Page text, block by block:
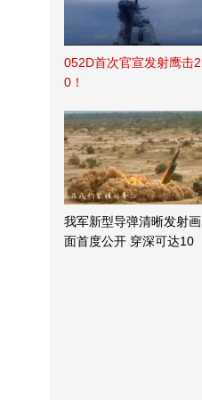
052D首次官宣发射鹰击2
0！
我军新型导弹清晰发射画
面首度公开 穿深可达10